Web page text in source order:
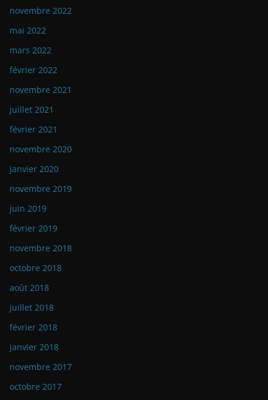
novembre 2022
mai 2022
mars 2022
février 2022
novembre 2021
juillet 2021
février 2021
novembre 2020
janvier 2020
novembre 2019
juin 2019
février 2019
novembre 2018
octobre 2018
août 2018
juillet 2018
février 2018
janvier 2018
novembre 2017
octobre 2017